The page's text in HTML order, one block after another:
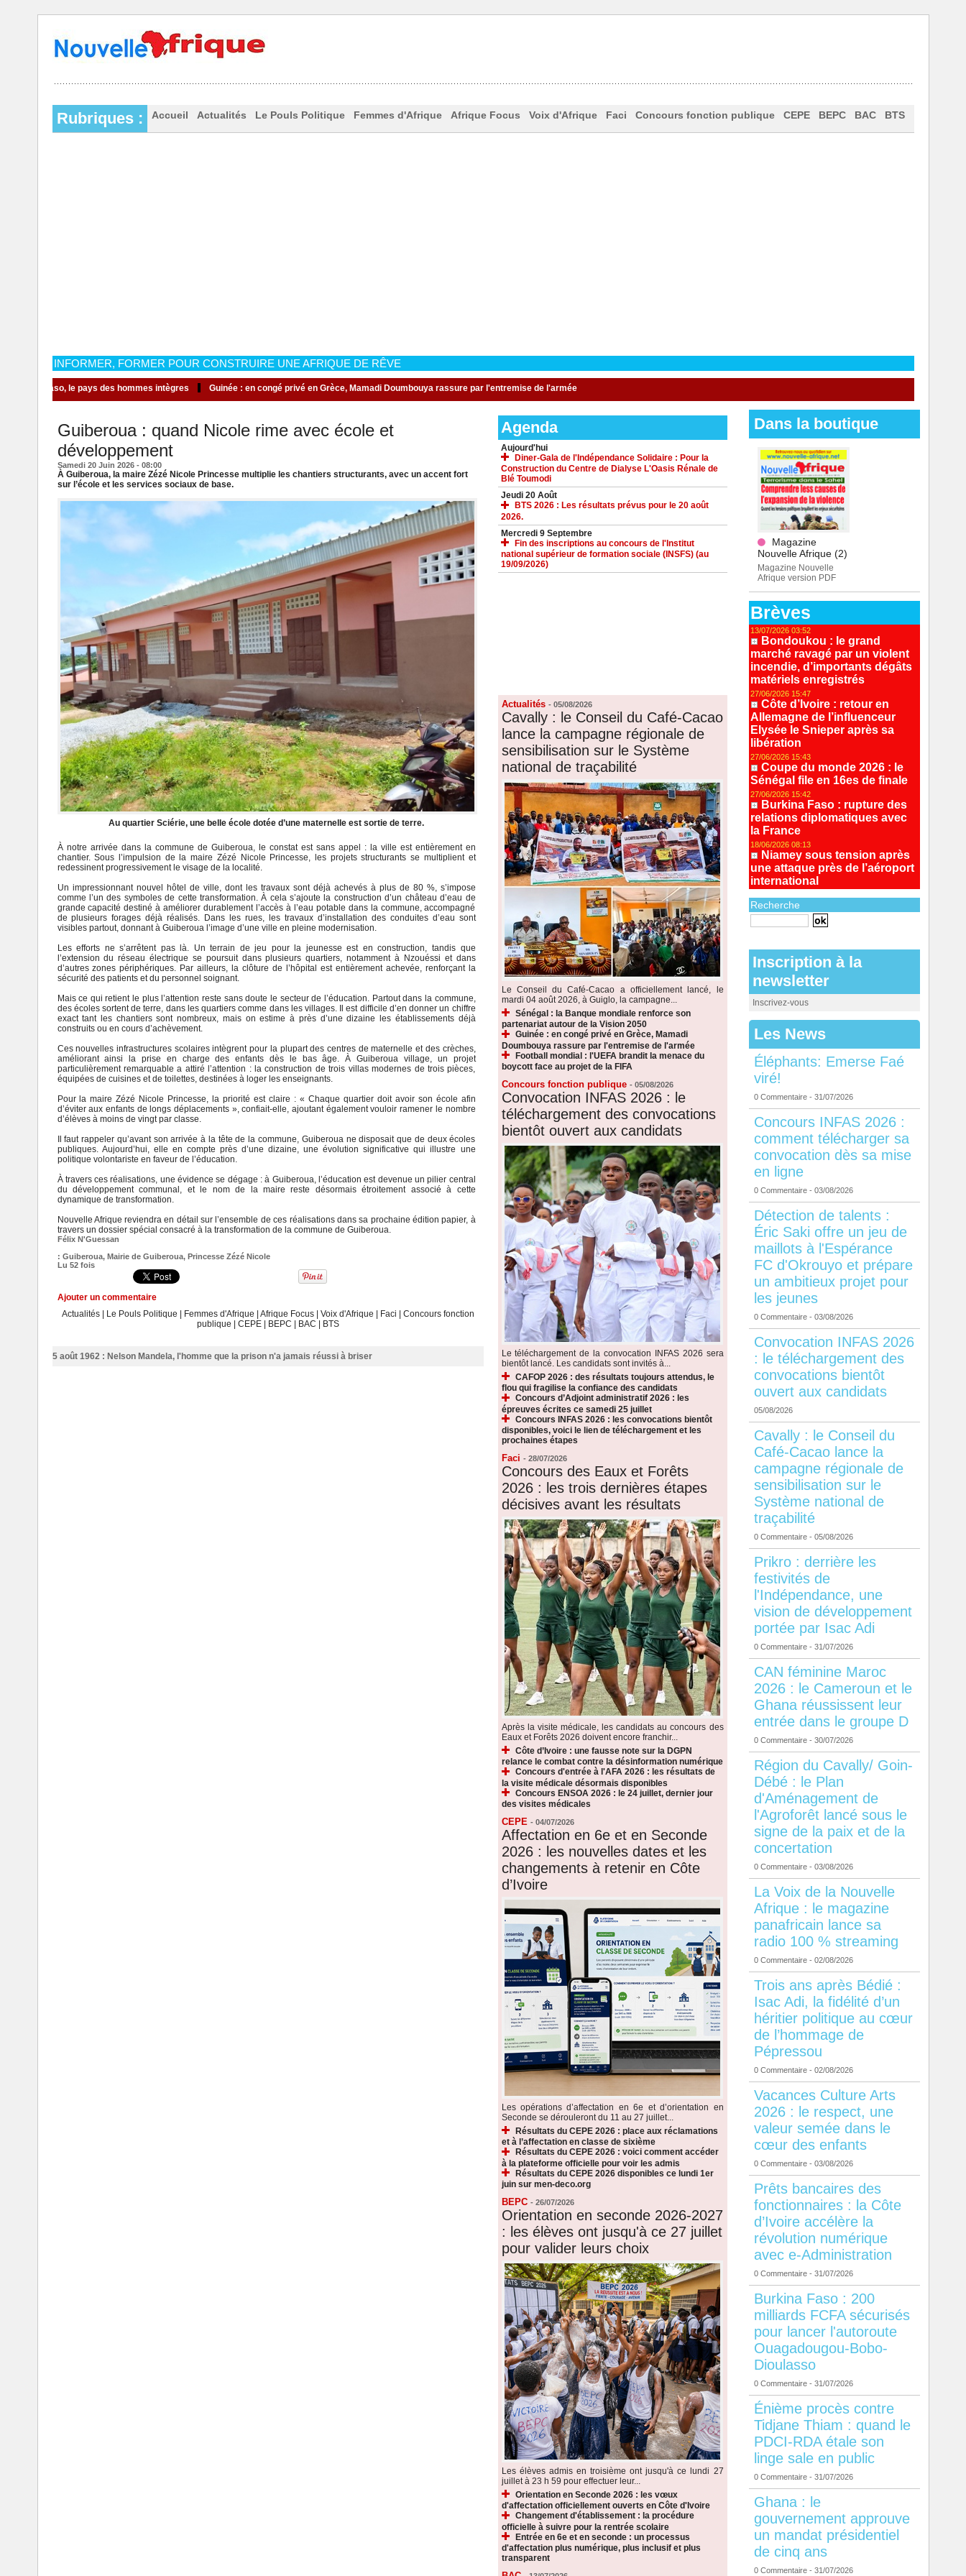
Rubriques : Accueil Actualités Le Pouls Politique Femmes d'Afrique Afrique Focus Voix d'Afrique Faci Concours fonction publique CEPE BEPC BAC BTS
INFORMER, FORMER POUR CONSTRUIRE UNE AFRIQUE DE RÊVE
la Haute-Volta en Burkina Faso, le pays des hommes intègres Guinée : en congé privé en Grèce, Mamadi Doumbouya rassure par l'entremise de l'armée
Guiberoua : quand Nicole rime avec école et
développement
Samedi 20 Juin 2026 - 08:00
À Guiberoua, la maire Zézé Nicole Princesse multiplie les chantiers structurants, avec un accent fort
sur l’école et les services sociaux de base.
Au quartier Sciérie, une belle école dotée d’une maternelle est sortie de terre.
À notre arrivée dans la commune de Guiberoua, le constat est sans appel : la ville est entièrement en
chantier. Sous l’impulsion de la maire Zézé Nicole Princesse, les projets structurants se multiplient et
redessinent progressivement le visage de la localité.
Un impressionnant nouvel hôtel de ville, dont les travaux sont déjà achevés à plus de 80 %, s’impose
comme l’un des symboles de cette transformation. À cela s’ajoute la construction d’un château d’eau de
grande capacité destiné à améliorer durablement l’accès à l’eau potable dans la commune, accompagné
de plusieurs forages déjà réalisés. Dans les rues, les travaux d’installation des conduites d’eau sont
visibles partout, donnant à Guiberoua l’image d’une ville en pleine modernisation.
Les efforts ne s’arrêtent pas là. Un terrain de jeu pour la jeunesse est en construction, tandis que
l’extension du réseau électrique se poursuit dans plusieurs quartiers, notamment à Nzouéssi et dans
d’autres zones périphériques. Par ailleurs, la clôture de l’hôpital est entièrement achevée, renforçant la
sécurité des patients et du personnel soignant.
Mais ce qui retient le plus l’attention reste sans doute le secteur de l’éducation. Partout dans la commune,
des écoles sortent de terre, dans les quartiers comme dans les villages. Il est difficile d’en donner un chiffre
exact tant les chantiers sont nombreux, mais on estime à près d’une dizaine les établissements déjà
construits ou en cours d’achèvement.
Ces nouvelles infrastructures scolaires intègrent pour la plupart des centres de maternelle et des crèches,
améliorant ainsi la prise en charge des enfants dès le bas âge. À Guiberoua village, un projet
particulièrement remarquable a attiré l’attention : la construction de trois villas modernes de trois pièces,
équipées de cuisines et de toilettes, destinées à loger les enseignants.
Pour la maireZézé Nicole Princesse, la priorité est claire : « Chaque quartier doit avoir son école afin
d’éviter aux enfants de longs déplacements », confiait-elle, ajoutant également vouloir ramener le nombre
d’élèves à moins de vingt par classe.
Il faut rappeler qu’avant son arrivée à la tête de la commune, Guiberoua ne disposait que de deux écoles
publiques. Aujourd’hui, elle en compte près d’une dizaine, une évolution significative qui illustre une
politique volontariste en faveur de l’éducation.
À travers ces réalisations, une évidence se dégage : à Guiberoua, l’éducation est devenue un pilier central
du développement communal, et le nom de la maire reste désormais étroitement associé à cette
dynamique de transformation.
Nouvelle Afrique reviendra en détail sur l’ensemble de ces réalisations dans sa prochaine édition papier, à
travers un dossier spécial consacré à la transformation de la commune de Guiberoua.
Félix N'Guessan
: Guiberoua, Mairie de Guiberoua, Princesse Zézé Nicole
Lu 52 fois
Ajouter un commentaire
Actualités
Le Pouls Politique Femmes d'Afrique Afrique Focus Voix d'Afrique Faci
Concours fonction
publique
CEPE BEPC BAC BTS
Cavally : le Conseil du Café-
Agenda
Aujourd'hui
Diner-Gala de l'Indépendance Solidaire : Pour la
Construction du Centre de Dialyse L'Oasis Rénale de
Blé Toumodi
Jeudi 20 Août
BTS 2026 : Les résultats prévus pour le 20 août
2026.
Mercredi 9 Septembre
Fin des inscriptions au concours de l'Institut
national supérieur de formation sociale (INSFS) (au
19/09/2026)
Actualités - 05/08/2026
Cavally : le Conseil du Café-Cacao
lance la campagne régionale de
sensibilisation sur le Système
national de traçabilité
Le Conseil du Café-Cacao a officiellement lancé, le
mardi 04 août 2026, à Guiglo, la campagne...
Sénégal : la Banque mondiale renforce son
partenariat autour de la Vision 2050
Guinée : en congé privé en Grèce, Mamadi
Doumbouya rassure par l'entremise de l'armée
Football mondial : l'UEFA brandit la menace du
boycott face au projet de la FIFA
Concours fonction publique - 05/08/2026
Convocation INFAS 2026 : le
téléchargement des convocations
bientôt ouvert aux candidats
Le téléchargement de la convocation INFAS 2026 sera
bientôt lancé. Les candidats sont invités à...
CAFOP 2026 : des résultats toujours attendus, le
flou qui fragilise la confiance des candidats
Concours d’Adjoint administratif 2026 : les
épreuves écrites ce samedi 25 juillet
Concours INFAS 2026 : les convocations bientôt
disponibles, voici le lien de téléchargement et les
prochaines étapes
Faci - 28/07/2026
Concours des Eaux et Forêts
2026 : les trois dernières étapes
décisives avant les résultats
Après la visite médicale, les candidats au concours des
Eaux et Forêts 2026 doivent encore franchir...
Côte d’Ivoire : une fausse note sur la DGPN
relance le combat contre la désinformation numérique
Concours d'entrée à l'AFA 2026 : les résultats de
la visite médicale désormais disponibles
Concours ENSOA 2026 : le 24 juillet, dernier jour
des visites médicales
CEPE - 04/07/2026
Affectation en 6e et en Seconde
2026 : les nouvelles dates et les
changements à retenir en Côte
d’Ivoire
Les opérations d’affectation en 6e et d’orientation en
Seconde se dérouleront du 11 au 27 juillet...
Résultats du CEPE 2026 : place aux réclamations
et à l’affectation en classe de sixième
Résultats du CEPE 2026 : voici comment accéder
à la plateforme officielle pour voir les admis
Résultats du CEPE 2026 disponibles ce lundi 1er
juin sur men-deco.org
BEPC - 26/07/2026
Orientation en seconde 2026-2027
: les élèves ont jusqu'à ce 27 juillet
pour valider leurs choix
Les élèves admis en troisième ont jusqu'à ce lundi 27
juillet à 23 h 59 pour effectuer leur...
Orientation en Seconde 2026 : les vœux
d'affectation officiellement ouverts en Côte d'Ivoire
Changement d'établissement : la procédure
officielle à suivre pour la rentrée scolaire
Entrée en 6e et en seconde : un processus
d'affectation plus numérique, plus inclusif et plus
transparent
Dans la boutique
Magazine
Nouvelle Afrique (2)
Magazine Nouvelle
Afrique version PDF
Brèves
13/07/2026 03:52
Bondoukou : le grand
marché ravagé par un violent
incendie, d’importants dégâts
matériels enregistrés
27/06/2026 15:47
Côte d’Ivoire : retour en
Allemagne de l’influenceur
Elysée le Snieper après sa
libération
27/06/2026 15:43
Coupe du monde 2026 : le
Sénégal file en 16es de finale
27/06/2026 15:42
Burkina Faso : rupture des
relations diplomatiques avec
la France
18/06/2026 08:13
Niamey sous tension après
une attaque près de l’aéroport
international
Recherche
Inscription à la
newsletter
Inscrivez-vous
Les News
Éléphants: Emerse Faé
viré!
0 Commentaire - 31/07/2026
Concours INFAS 2026 :
comment télécharger sa
convocation dès sa mise
en ligne
0 Commentaire - 03/08/2026
Détection de talents :
Éric Saki offre un jeu de
maillots à l'Espérance
FC d'Okrouyo et prépare
un ambitieux projet pour
les jeunes
0 Commentaire - 03/08/2026
Convocation INFAS 2026
: le téléchargement des
convocations bientôt
ouvert aux candidats
05/08/2026
Cavally : le Conseil du
Café-Cacao lance la
campagne régionale de
sensibilisation sur le
Système national de
traçabilité
0 Commentaire - 05/08/2026
Prikro : derrière les
festivités de
l'Indépendance, une
vision de développement
portée par Isac Adi
0 Commentaire - 31/07/2026
CAN féminine Maroc
2026 : le Cameroun et le
Ghana réussissent leur
entrée dans le groupe D
0 Commentaire - 30/07/2026
Région du Cavally/ Goin-
Débé : le Plan
d'Aménagement de
l'Agroforêt lancé sous le
signe de la paix et de la
concertation
0 Commentaire - 03/08/2026
La Voix de la Nouvelle
Afrique : le magazine
panafricain lance sa
radio 100 % streaming
0 Commentaire - 02/08/2026
Trois ans après Bédié :
Isac Adi, la fidélité d’un
héritier politique au cœur
de l’hommage de
Pépressou
0 Commentaire - 02/08/2026
Vacances Culture Arts
2026 : le respect, une
valeur semée dans le
cœur des enfants
0 Commentaire - 03/08/2026
Prêts bancaires des
fonctionnaires : la Côte
d’Ivoire accélère la
révolution numérique
avec e-Administration
0 Commentaire - 31/07/2026
Burkina Faso : 200
milliards FCFA sécurisés
pour lancer l'autoroute
Ouagadougou-Bobo-
Dioulasso
0 Commentaire - 31/07/2026
Énième procès contre
Tidjane Thiam : quand le
PDCI-RDA étale son
linge sale en public
0 Commentaire - 31/07/2026
Ghana : le
gouvernement approuve
un mandat présidentiel
de cinq ans
0 Commentaire - 31/07/2026